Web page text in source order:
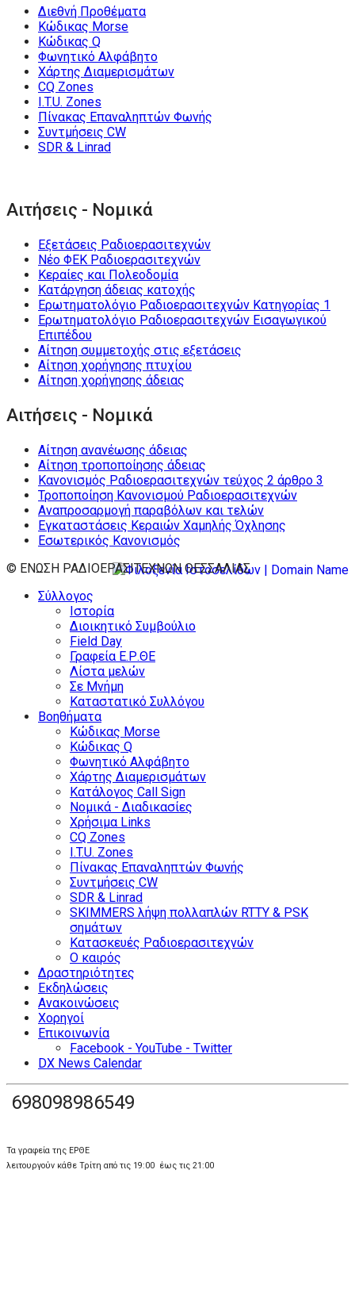
Διεθνή Προθέματα
Κώδικας Morse
Κώδικας Q
Φωνητικό Αλφάβητο
Χάρτης Διαμερισμάτων
CQ Zones
I.T.U. Zones
Πίνακας Επαναληπτών Φωνής
Συντμήσεις CW
SDR & Linrad
Αιτήσεις - Νομικά
Εξετάσεις Ραδιοερασιτεχνών
Νέο ΦΕΚ Ραδιοερασιτεχνών
Κεραίες και Πολεοδομία
Κατάργηση άδειας κατοχής
Ερωτηματολόγιο Ραδιοερασιτεχνών Κατηγορίας 1
Ερωτηματολόγιο Ραδιοερασιτεχνών Εισαγωγικού
Επιπέδου
Αίτηση συμμετοχής στις εξετάσεις
Αίτηση χορήγησης πτυχίου
Αίτηση χορήγησης άδειας
Αιτήσεις - Νομικά
Αίτηση ανανέωσης άδειας
Αίτηση τροποποίησης άδειας
Κανονισμός Ραδιοερασιτεχνών τεύχος 2 άρθρο 3
Τροποποίηση Κανονισμού Ραδιοερασιτεχνών
Αναπροσαρμογή παραβόλων και τελών
Εγκαταστάσεις Κεραιών Χαμηλής Όχλησης
Εσωτερικός Κανονισμός
© ΕΝΩΣΗ ΡΑΔΙΟΕΡΑΣΙΤΕΧΝΩΝ ΘΕΣΣΑΛΙΑΣ
Σύλλογος
Ιστορία
Διοικητικό Συμβούλιο
Field Day
Γραφεία Ε.Ρ.ΘΕ
Λίστα μελών
Σε Μνήμη
Καταστατικό Συλλόγου
Βοηθήματα
Κώδικας Morse
Κώδικας Q
Φωνητικό Αλφάβητο
Χάρτης Διαμερισμάτων
Κατάλογος Call Sign
Νομικά - Διαδικασίες
Χρήσιμα Links
CQ Zones
I.T.U. Zones
Πίνακας Επαναληπτών Φωνής
Συντμήσεις CW
SDR & Linrad
SKIMMERS λήψη πολλαπλών RTTY & PSK
σημάτων
Κατασκευές Ραδιοερασιτεχνών
Ο καιρός
Δραστηριότητες
Εκδηλώσεις
Ανακοινώσεις
Χορηγοί
Επικοινωνία
Facebook - YouTube - Twitter
DX News Calendar
698098986549
Τα γραφεία της ΕΡΘΕ
λειτουργούν κάθε Τρίτη από τις 19:00 έως τις 21:00